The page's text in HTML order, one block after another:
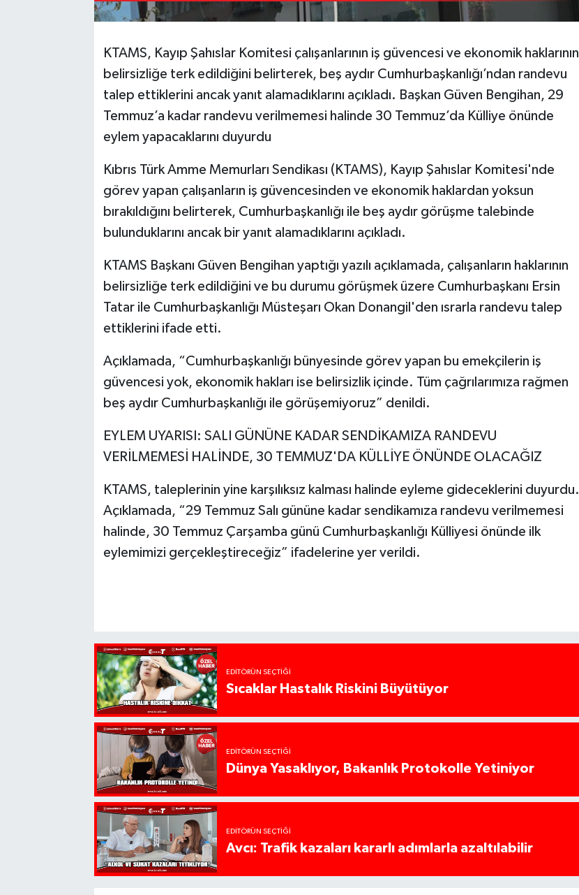
KTAMS, Kayıp Şahıslar Komitesi çalışanlarının iş güvencesi ve ekonomik haklarının
belirsizliğe terk edildiğini belirterek, beş aydır Cumhurbaşkanlığı’ndan randevu
talep ettiklerini ancak yanıt alamadıklarını açıkladı. Başkan Güven Bengihan, 29
Temmuz’a kadar randevu verilmemesi halinde 30 Temmuz’da Külliye önünde
eylem yapacaklarını duyurdu
Kıbrıs Türk Amme Memurları Sendikası (KTAMS), Kayıp Şahıslar Komitesi'nde
görev yapan çalışanların iş güvencesinden ve ekonomik haklardan yoksun
bırakıldığını belirterek, Cumhurbaşkanlığı ile beş aydır görüşme talebinde
bulunduklarını ancak bir yanıt alamadıklarını açıkladı.
KTAMS Başkanı Güven Bengihan yaptığı yazılı açıklamada, çalışanların haklarının
belirsizliğe terk edildiğini ve bu durumu görüşmek üzere Cumhurbaşkanı Ersin
Tatar ile Cumhurbaşkanlığı Müsteşarı Okan Donangil'den ısrarla randevu talep
ettiklerini ifade etti.
Açıklamada, “Cumhurbaşkanlığı bünyesinde görev yapan bu emekçilerin iş
güvencesi yok, ekonomik hakları ise belirsizlik içinde. Tüm çağrılarımıza rağmen
beş aydır Cumhurbaşkanlığı ile görüşemiyoruz” denildi.
EYLEM UYARISI: SALI GÜNÜNE KADAR SENDİKAMIZA RANDEVU
VERİLMEMESİ HALİNDE, 30 TEMMUZ'DA KÜLLİYE ÖNÜNDE OLACAĞIZ
KTAMS, taleplerinin yine karşılıksız kalması halinde eyleme gideceklerini duyurdu.
Açıklamada, “29 Temmuz Salı gününe kadar sendikamıza randevu verilmemesi
halinde, 30 Temmuz Çarşamba günü Cumhurbaşkanlığı Külliyesi önünde ilk
eylemimizi gerçekleştireceğiz” ifadelerine yer verildi.
EDITÖRÜN SEÇTIĞI
Sıcaklar Hastalık Riskini Büyütüyor
EDITÖRÜN SEÇTIĞI
Dünya Yasaklıyor, Bakanlık Protokolle Yetiniyor
EDITÖRÜN SEÇTIĞI
Avcı: Trafik kazaları kararlı adımlarla azaltılabilir